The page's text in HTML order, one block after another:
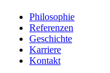
Philosophie
Referenzen
Geschichte
Karriere
Kontakt